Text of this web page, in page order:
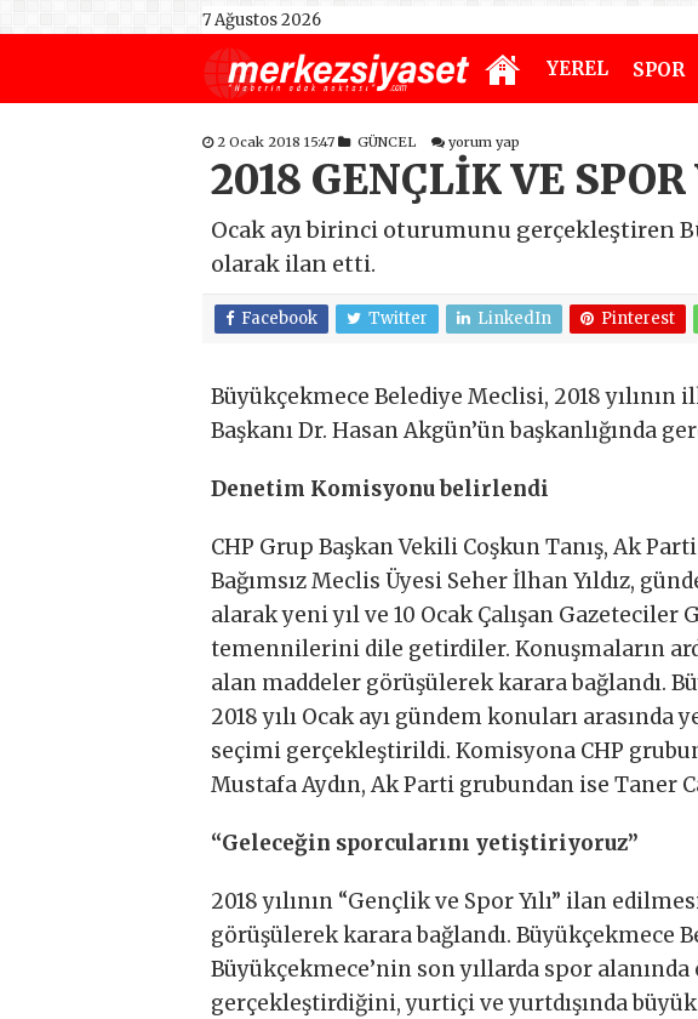
7 Ağustos 2026
YEREL SPOR
2 Ocak 2018 15:47 GÜNCEL yorum yap
2018 GENÇLİK VE
Ocak ayı birinci oturumunu gerçekleştiren
olarak ilan etti.
Facebook Twitter LinkedIn Pinterest
Büyükçekmece Belediye Meclisi, 2018 yılının
Başkanı Dr. Hasan Akgün’ün başkanlığında
Denetim Komisyonu belirlendi
CHP Grup Başkan Vekili Coşkun Tanış, Ak
Bağımsız Meclis Üyesi Seher İlhan Yıldız,
alarak yeni yıl ve 10 Ocak Çalışan Gazeteciler
temennilerini dile getirdiler. Konuşmaların
alan maddeler görüşülerek karara bağlandı.
2018 yılı Ocak ayı gündem konuları
seçimi gerçekleştirildi. Komisyona CHP
Mustafa Aydın, Ak Parti grubundan ise Taner
“Geleceğin sporcularını yetiştiriyoruz”
2018 yılının “Gençlik ve Spor Yılı” ilan
görüşülerek karara bağlandı. Büyükçekmece
Büyükçekmece’nin son yıllarda spor
gerçekleştirdiğini, yurtiçi ve yurtdışında büyük